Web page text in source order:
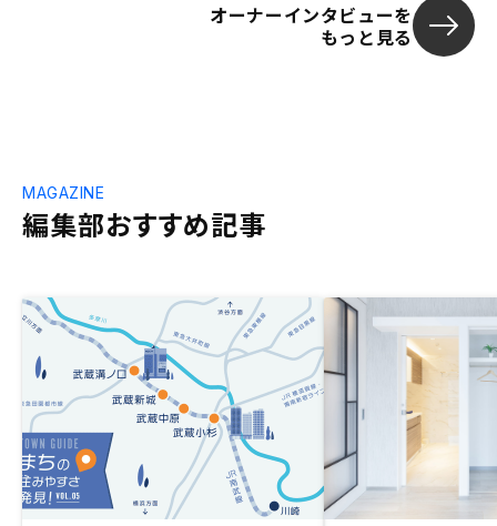
オーナーインタビューを
もっと見る
編集部おすすめ記事
MAGAZINE